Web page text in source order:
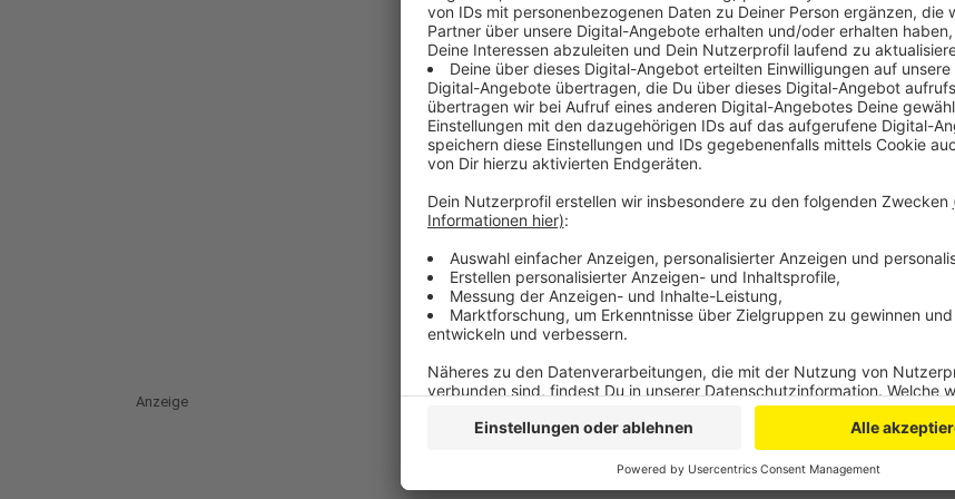
Anzeige
Auch der Blick in die Zukunft fällt recht positiv
etwa 21 Prozent der Handwerker damit, dass
wird. Aber das bedeutet auch andersherum,
rechnen, dass die Geschäfte zumindest so
Anzeige